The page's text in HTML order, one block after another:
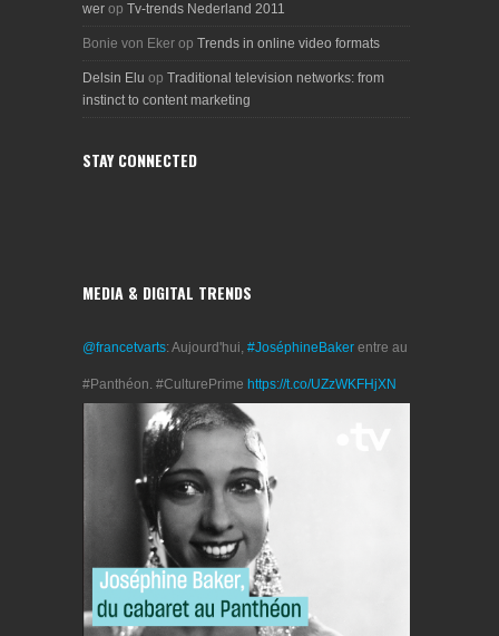
wer op Tv-trends Nederland 2011
Bonie von Eker op Trends in online video formats
Delsin Elu op Traditional television networks: from
instinct to content marketing
STAY CONNECTED
MEDIA & DIGITAL TRENDS
@francetvarts: Aujourd'hui, #JoséphineBaker entre au
#Panthéon. #CulturePrime https://t.co/UZzWKFHjXN